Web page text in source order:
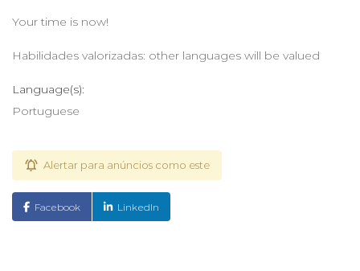
Your time is now!
Habilidades valorizadas: other languages will be valued
Language(s):
Portuguese
Alertar para anúncios como este
Facebook LinkedIn